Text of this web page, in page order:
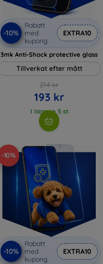
-10%
Rabatt
med
kupong
EXTRA10
3mk Anti-Shock protective glass
Tillverkat efter mått
214 kr
193 kr
I lager > 5 st
-10%
-10%
Rabatt
med
kupong
EXTRA10